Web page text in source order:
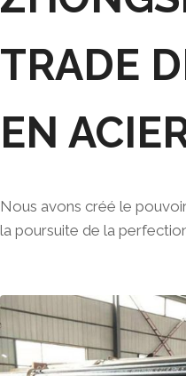
TRADE
EN
Nous avons créé le pouvoir
la poursuite de la